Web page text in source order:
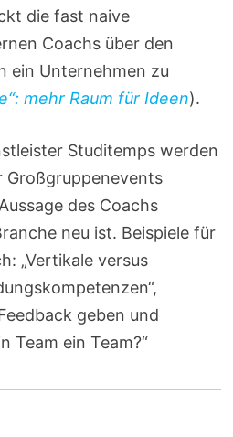
die fast naive
Coachs über den
ein Unternehmen zu
mehr Raum für Ideen).
Studitemps werden
Großgruppenevents
des Coachs
neu ist. Beispiele für
„Vertikale versus
geben und
Team ein Team?“